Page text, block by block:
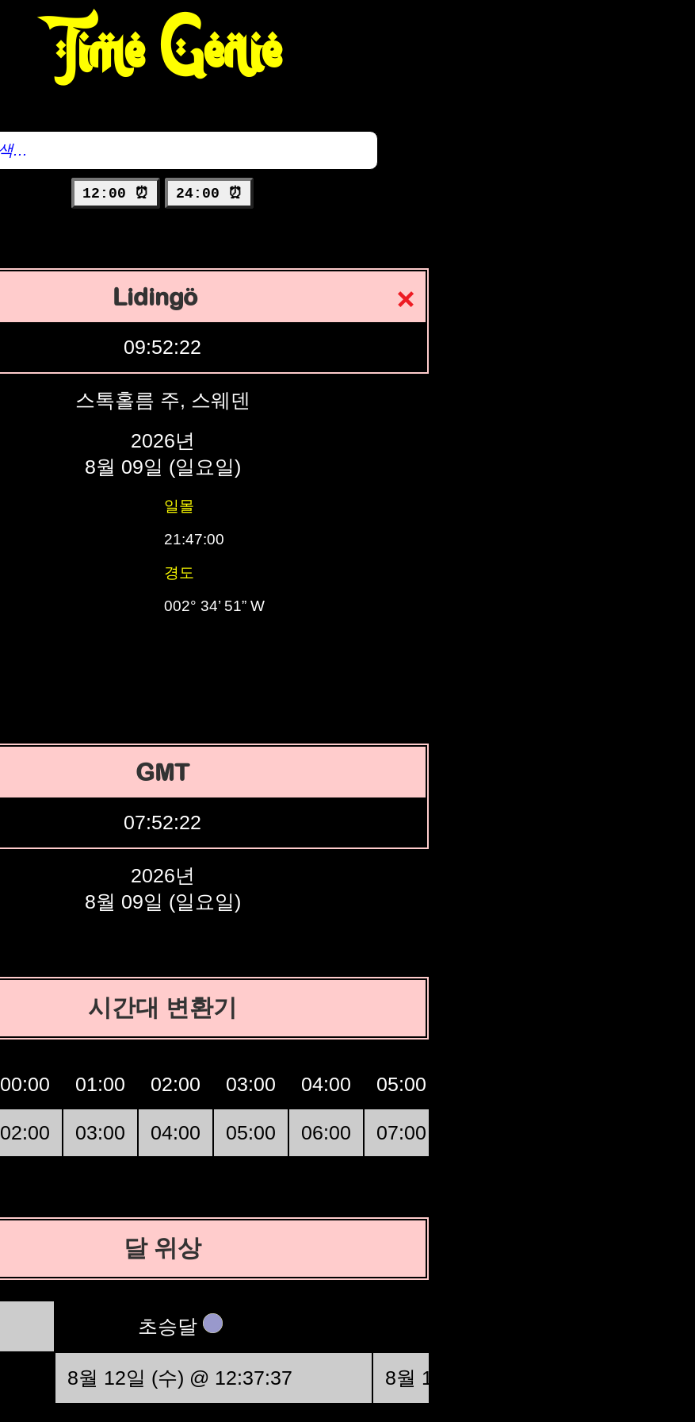
Time Genie
12:00 ⏰ 24:00 ⏰
Lidingö
09:52:23
스톡홀름 주, 스웨덴
2026년
8월 09일 (일요일)
일몰
21:47:00
경도
002° 34’ 51” W
GMT
07:52:23
2026년
8월 09일 (일요일)
시간대 변환기
00:00 01:00 02:00 03:00 04:00 05:00
02:00 03:00 04:00 05:00 06:00 07:00
달 위상
초승달
8월 12일 (수) @ 12:37:37 8월 19일 (수) @ 21:46:34